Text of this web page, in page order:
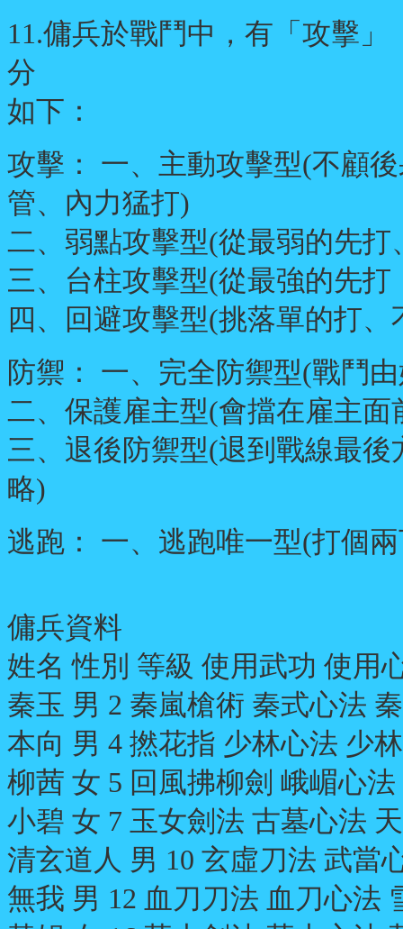
11.傭兵於戰鬥中，有「攻擊
分
如下：
攻擊： 一、主動攻擊型(不顧
管、內力猛打)
二、弱點攻擊型(從最弱的先
三、台柱攻擊型(從最強的先
四、回避攻擊型(挑落單的打
防禦： 一、完全防禦型(戰鬥
二、保護雇主型(會擋在雇主
三、退後防禦型(退到戰線最
略)
逃跑： 一、逃跑唯一型(打個
傭兵資料
姓名 性別 等級 使用武功 使用
秦玉 男 2 秦嵐槍術 秦式心法
本向 男 4 撚花指 少林心法 少
柳茜 女 5 回風拂柳劍 峨嵋心法
小碧 女 7 玉女劍法 古墓心法
清玄道人 男 10 玄虛刀法 武當
無我 男 12 血刀刀法 血刀心法